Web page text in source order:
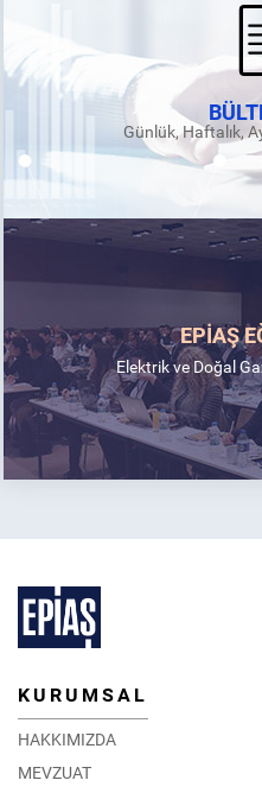
Günlük, Haftalık,
EPİAŞ
Elektrik ve Doğal
KURUMSAL
HAKKIMIZDA
MEVZUAT